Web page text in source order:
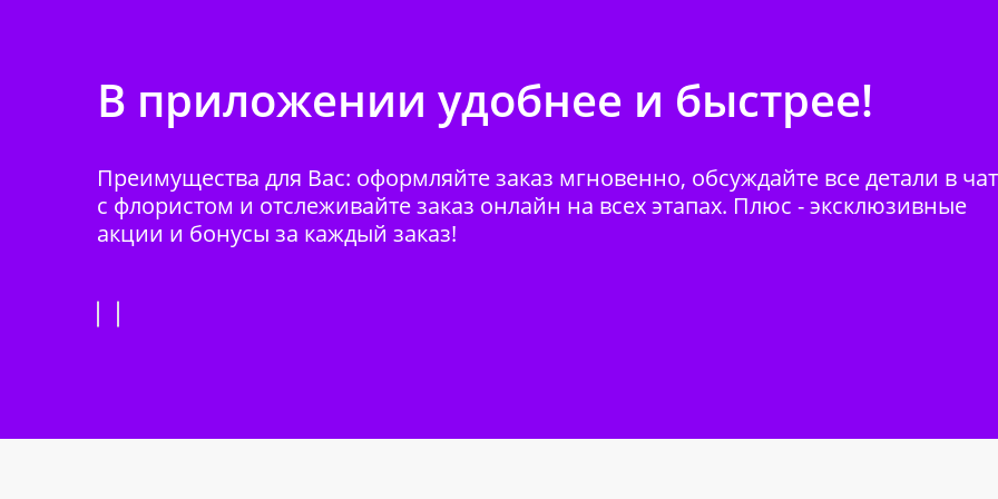
В приложении удобнее и быстрее!
Преимущества для Вас: оформляйте заказ мгновенно, обсуждайте все детали в
с флористом и отслеживайте заказ онлайн на всех этапах. Плюс - эксклюзивные
акции и бонусы за каждый заказ!